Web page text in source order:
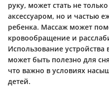
руку, может стать не
аксессуаром, но и частью
ребенка. Массаж может
кровообращение и
Использование
может быть полезно для
что важно в условиях
детей.